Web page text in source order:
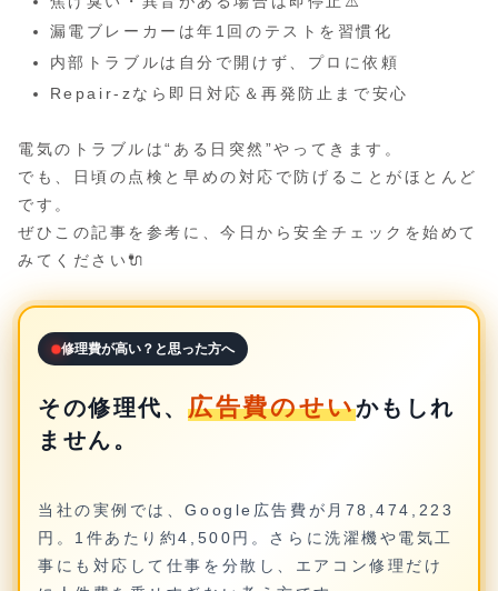
漏電ブレーカーは年1回のテストを習慣化
内部トラブルは自分で開けず、プロに依頼
Repair-zなら即日対応＆再発防止まで安心
電気のトラブルは“ある日突然”やってきます。
でも、日頃の点検と早めの対応で防げることがほとんど
です。
ぜひこの記事を参考に、今日から安全チェックを始めて
みてください🔌
修理費が高い？と思った方へ
その修理代、広告費のせいかもしれ
ません。
当社の実例では、Google広告費が月78,474,223
円。1件あたり約4,500円。さらに洗濯機や電気工
事にも対応して仕事を分散し、エアコン修理だけ